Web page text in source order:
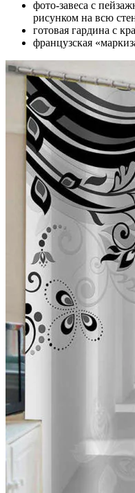
фото-завеса с
рисунком на всю
готовая гардина с
французская